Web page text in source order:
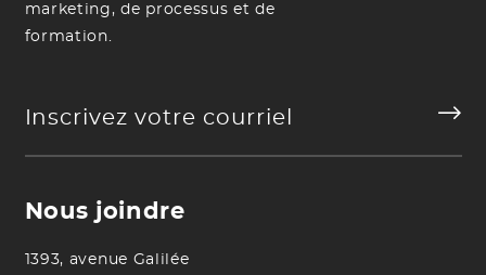
marketing, de processus et de
formation.
Nous joindre
1393, avenue Galilée